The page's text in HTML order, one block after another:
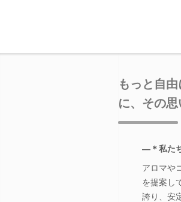
もっと自
に、その
―＊私た
アロマや
を提案し
誇り、安